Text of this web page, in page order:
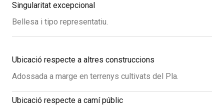
Singularitat excepcional
Bellesa i tipo representatiu.
Ubicació respecte a altres construccions
Adossada a marge en terrenys cultivats del Pla.
Ubicació respecte a camí públic